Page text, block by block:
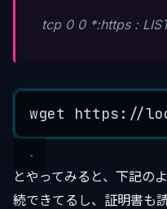
tcp 0 0 *:https :
wget https: //
とやってみると、下記の
続できてるし、証明書も